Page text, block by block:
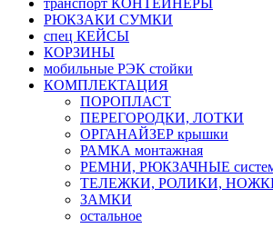
транспорт КОНТЕЙНЕРЫ
РЮКЗАКИ СУМКИ
спец КЕЙСЫ
КОРЗИНЫ
мобильные РЭК стойки
КОМПЛЕКТАЦИЯ
ПОРОПЛАСТ
ПЕРЕГОРОДКИ, ЛОТКИ
ОРГАНАЙЗЕР крышки
РАМКА монтажная
РЕМНИ, РЮКЗАЧНЫЕ
ТЕЛЕЖКИ, РОЛИКИ,
ЗАМКИ
остальное